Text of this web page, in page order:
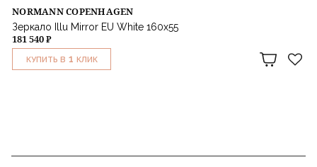
NORMANN COPENHAGEN
Зеркало Illu Mirror EU White 160x55
181 540 ₽
КУПИТЬ В 1 КЛИК